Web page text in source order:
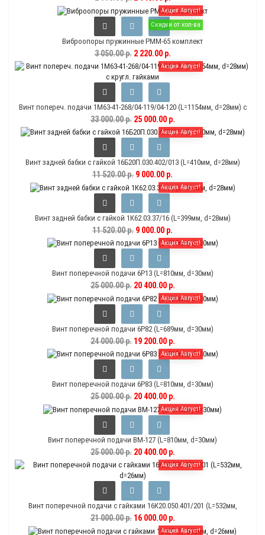
Акция Август!
Скидки от кол-ва
Виброопоры пружинные РММ-65 комплект
3 050.00 р.2 220.00 р.
Акция Август!
Винт попереч. подачи 1М63-41-268/04-119/04-120 (L=1154мм, d=28мм) с
кругл. гайками
33 000.00 р.25 000.00 р.
Акция Август!
Винт задней бабки с гайкой 16Б20П.030.402/013 (L=410мм, d=28мм)
11 520.00 р. 9 000.00 р.
Акция Август!
Винт задней бабки с гайкой 1К62.03.37/16 (L=399мм, d=28мм)
11 520.00 р. 9 000.00 р.
Акция Август!
Винт поперечной подачи 6Р13 (L=810мм, d=30мм)
25 000.00 р.20 400.00 р.
Акция Август!
Винт поперечной подачи 6Р82 (L=689мм, d=30мм)
24 000.00 р.19 200.00 р.
Акция Август!
Винт поперечной подачи 6Р83 (L=810мм, d=30мм)
25 000.00 р.20 400.00 р.
Акция Август!
Винт поперечной подачи ВМ-127 (L=810мм, d=30мм)
25 000.00 р.20 400.00 р.
Акция Август!
Винт поперечной подачи с гайками 16К20.050.401/201 (L=532мм,
d=26мм)
21 000.00 р.16 000.00 р.
Акция Август!